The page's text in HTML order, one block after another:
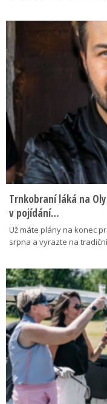
Trnkobraní láká na
v pojídání…
Už máte plány na konec
srpna a vyrazte na